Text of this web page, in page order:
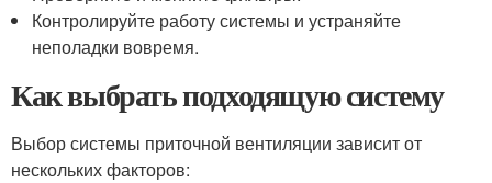
Контролируйте работу системы и устраняйте
неполадки вовремя.
Как выбрать подходящую систему
Выбор системы приточной вентиляции зависит от
нескольких факторов: